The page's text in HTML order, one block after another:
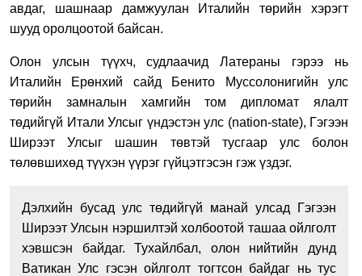
авдаг, шашнаар дамжуулан Италийн төрийн хэрэгт
шууд оролцоотой байсан.
Олон улсын түүхч, судлаачид Латераны гэрээ нь
Италийн Ерөнхий сайд Бенито Муссолонигийн улс
төрийн замналын хамгийн том дипломат ялалт
төдийгүй Итали Улсыг үндэстэн улс (nation-state), Гэгээн
Ширээт Улсыг шашин төвтэй тусгаар улс болон
төлөвшихөд түүхэн үүрэг гүйцэтгэсэн гэж үздэг.
Дэлхийн бусад улс төдийгүй манай улсад Гэгээн
Ширээт Улсын нэршилтэй холбоотой ташаа ойлголт
хэвшсэн байдаг. Тухайлбал, олон нийтийн дунд
Ватикан Улс гэсэн ойлголт тогтсон байдаг нь тус